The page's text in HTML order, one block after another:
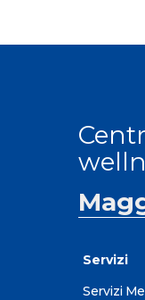
Servizi
Servizi